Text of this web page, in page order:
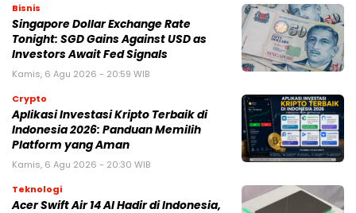
Bisnis
Singapore Dollar Exchange Rate
Tonight: SGD Gains Against USD as
Investors Await Fed Signals
Kamis, 6 Agu 2026 - 20:59 WIB
Crypto
Aplikasi Investasi Kripto Terbaik di
Indonesia 2026: Panduan Memilih
Platform yang Aman
Kamis, 6 Agu 2026 - 20:30 WIB
Teknologi
Acer Swift Air 14 AI Hadir di Indonesia,